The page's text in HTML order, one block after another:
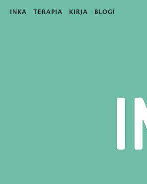
INKA TERAPIA KIRJA BLOGI